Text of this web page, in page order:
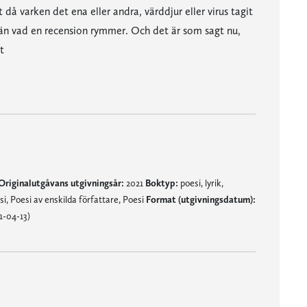
varken det ena eller andra, värddjur eller virus tagit
en recension rymmer. Och det är som sagt nu,
utgivningsår: 2021 Boktyp: poesi, lyrik,
Poesi av enskilda författare, Poesi Format (utgivningsdatum):
04-13)